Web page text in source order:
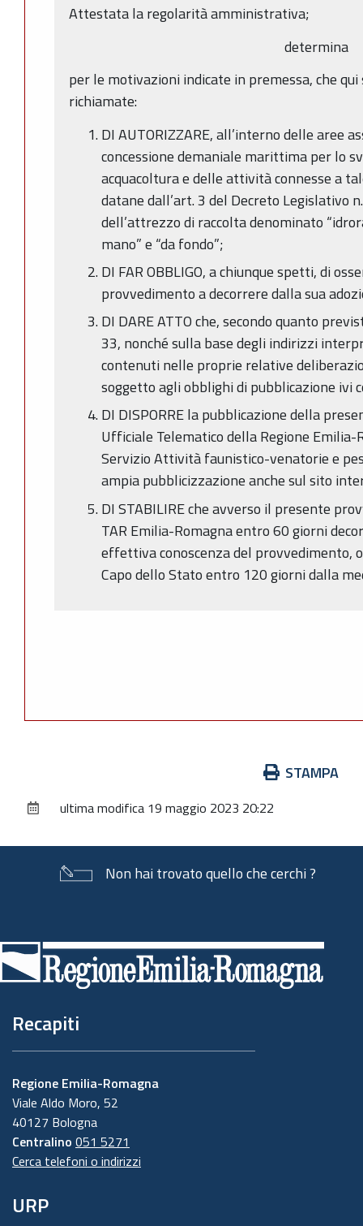
Attestata la regolarità amministrativa;
determina
per le motivazioni indicate in premessa, che
richiamate:
DI AUTORIZZARE, all’interno delle aree
concessione demaniale marittima per lo
acquacoltura e delle attività connesse a
datane dall’art. 3 del Decreto Legislativo
dell’attrezzo di raccolta denominato
mano” e “da fondo”;
DI FAR OBBLIGO, a chiunque spetti, di
provvedimento a decorrere dalla sua
DI DARE ATTO che, secondo quanto
33, nonché sulla base degli indirizzi
contenuti nelle proprie relative
soggetto agli obblighi di pubblicazione ivi
DI DISPORRE la pubblicazione della
Ufficiale Telematico della Regione Emilia-
Servizio Attività faunistico-venatorie e
ampia pubblicizzazione anche sul sito
DI STABILIRE che avverso il presente
TAR Emilia-Romagna entro 60 giorni
effettiva conoscenza del provvedimento,
Capo dello Stato entro 120 giorni dalla
documento
STAMPA
ultima modifica 19 maggio 2023 20:22
Non hai trovato quello che cerchi ?
di
pagina
Recapiti
Regione Emilia-Romagna
Viale Aldo Moro, 52
40127 Bologna
Centralino 051 5271
Cerca telefoni o indirizzi
URP